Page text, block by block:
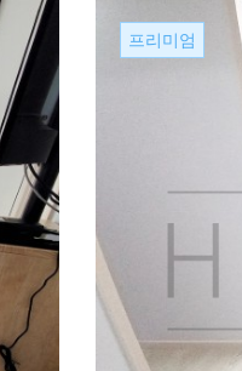
프리미엄